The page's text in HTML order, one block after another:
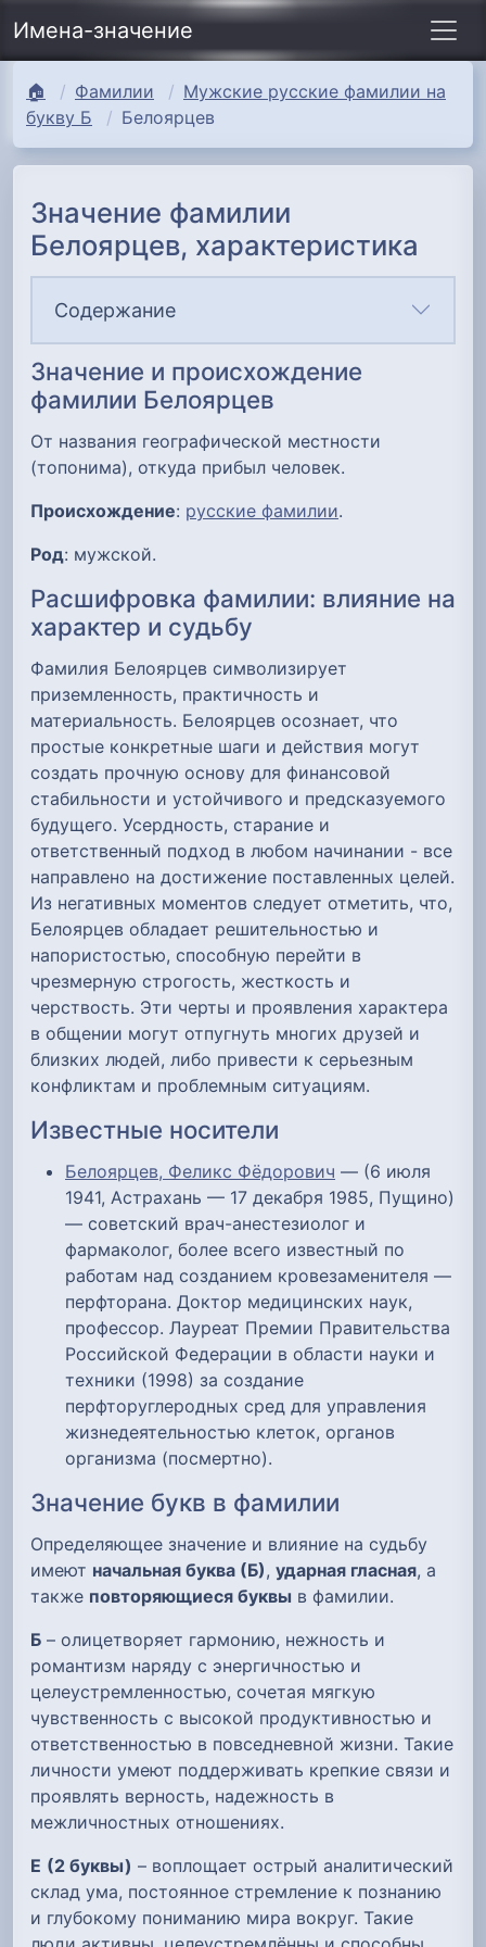
Имена-значение
🏠 Фамилии
Мужские русские фамилии на
букву Б
Белоярцев
Значение фамилии
Белоярцев, характеристика
Содержание
Значение и происхождение
фамилии Белоярцев
От названия географической местности
(топонима), откуда прибыл человек.
Происхождение: русские фамилии.
Род: мужской.
Расшифровка фамилии: влияние на
характер и судьбу
Фамилия Белоярцев символизирует
приземленность, практичность и
материальность. Белоярцев осознает, что
простые конкретные шаги и действия могут
создать прочную основу для финансовой
стабильности и устойчивого и предсказуемого
будущего. Усердность, старание и
ответственный подход в любом начинании - все
направлено на достижение поставленных целей.
Из негативных моментов следует отметить, что,
Белоярцев обладает решительностью и
напористостью, способную перейти в
чрезмерную строгость, жесткость и
черствость. Эти черты и проявления характера
в общении могут отпугнуть многих друзей и
близких людей, либо привести к серьезным
конфликтам и проблемным ситуациям.
Известные носители
Белоярцев, Феликс Фёдорович — (6 июля
1941, Астрахань — 17 декабря 1985, Пущино)
— советский врач-анестезиолог и
фармаколог, более всего известный по
работам над созданием кровезаменителя —
перфторана. Доктор медицинских наук,
профессор. Лауреат Премии Правительства
Российской Федерации в области науки и
техники (1998) за создание
перфторуглеродных сред для управления
жизнедеятельностью клеток, органов
организма (посмертно).
Значение букв в фамилии
Определяющее значение и влияние на судьбу
имеют начальная буква (Б), ударная гласная, а
также повторяющиеся буквы в фамилии.
Б – олицетворяет гармонию, нежность и
романтизм наряду с энергичностью и
целеустремленностью, сочетая мягкую
чувственность с высокой продуктивностью и
ответственностью в повседневной жизни. Такие
личности умеют поддерживать крепкие связи и
проявлять верность, надежность в
межличностных отношениях.
Е (2 буквы) – воплощает острый аналитический
склад ума, постоянное стремление к познанию
и глубокому пониманию мира вокруг. Такие